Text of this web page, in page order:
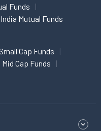
Funds
Mutual Funds
Small Cap Funds
Mid Cap Funds